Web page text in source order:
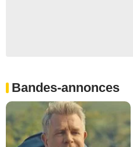
Bandes-annonces